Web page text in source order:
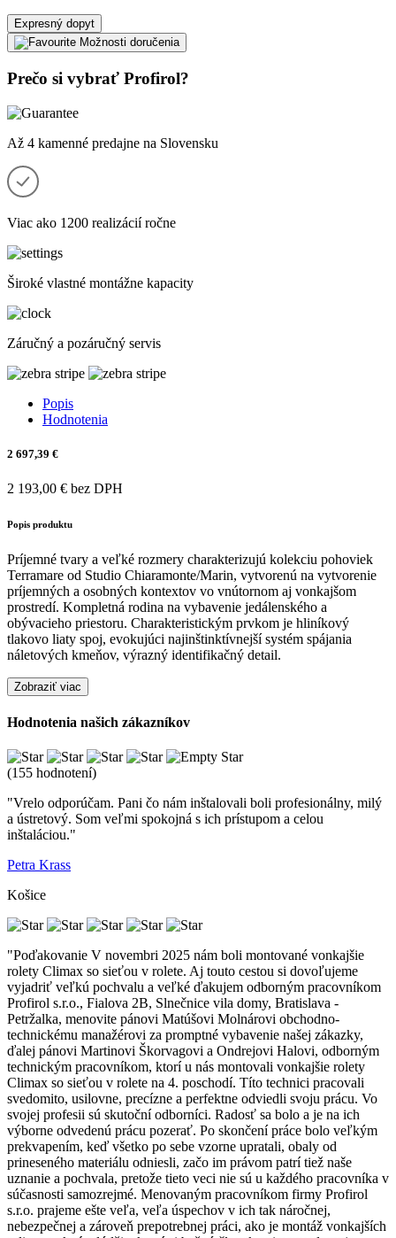
Expresný dopyt
Možnosti doručenia
Prečo si vybrať Profirol?
Až 4 kamenné predajne na Slovensku
Viac ako 1200 realizácií ročne
Široké vlastné montážne kapacity
Záručný a pozáručný servis
Popis
Hodnotenia
2 697,39 €
2 193,00 € bez DPH
Popis produktu
Príjemné tvary a veľké rozmery charakterizujú kolekciu pohoviek
Terramare od Studio Chiaramonte/Marin, vytvorenú na vytvorenie
príjemných a osobných kontextov vo vnútornom aj vonkajšom
prostredí. Kompletná rodina na vybavenie jedálenského a
obývacieho priestoru. Charakteristickým prvkom je hliníkový
tlakovo liaty spoj, evokujúci najinštinktívnejší systém spájania
náletových kmeňov, výrazný identifikačný detail.
Zobraziť viac
Hodnotenia našich zákazníkov
(155 hodnotení)
"Vrelo odporúčam. Pani čo nám inštalovali boli profesionálny, milý
a ústretový. Som veľmi spokojná s ich prístupom a celou
inštaláciou."
Petra Krass
Košice
"Poďakovanie V novembri 2025 nám boli montované vonkajšie
rolety Climax so sieťou v rolete. Aj touto cestou si dovoľujeme
vyjadriť veľkú pochvalu a veľké ďakujem odborným pracovníkom
Profirol s.r.o., Fialova 2B, Slnečnice vila domy, Bratislava -
Petržalka, menovite pánovi Matúšovi Molnárovi obchodno-
technickému manažérovi za promptné vybavenie našej zákazky,
ďalej pánovi Martinovi Škorvagovi a Ondrejovi Halovi, odborným
technickým pracovníkom, ktorí u nás montovali vonkajšie rolety
Climax so sieťou v rolete na 4. poschodí. Títo technici pracovali
svedomito, usilovne, precízne a perfektne odviedli svoju prácu. Vo
svojej profesii sú skutoční odborníci. Radosť sa bolo a je na ich
výborne odvedenú prácu pozerať. Po skončení práce bolo veľkým
prekvapením, keď všetko po sebe vzorne upratali, obaly od
prineseného materiálu odniesli, začo im právom patrí tiež naše
uznanie a pochvala, pretože tieto veci nie sú u každého pracovníka v
súčasnosti samozrejmé. Menovaným pracovníkom firmy Profirol
s.r.o. prajeme ešte veľa, veľa úspechov v ich tak náročnej,
nebezpečnej a zároveň prepotrebnej práci, ako je montáž vonkajších